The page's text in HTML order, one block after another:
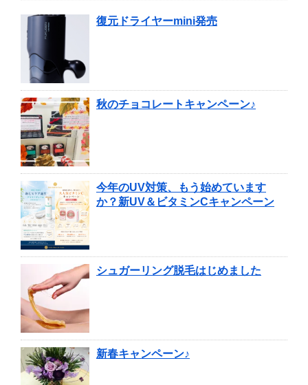
復元ドライヤーmini発売
秋のチョコレートキャンペーン♪
今年のUV対策、もう始めています
か？新UV＆ビタミンCキャンペーン
シュガーリング脱毛はじめました
新春キャンペーン♪